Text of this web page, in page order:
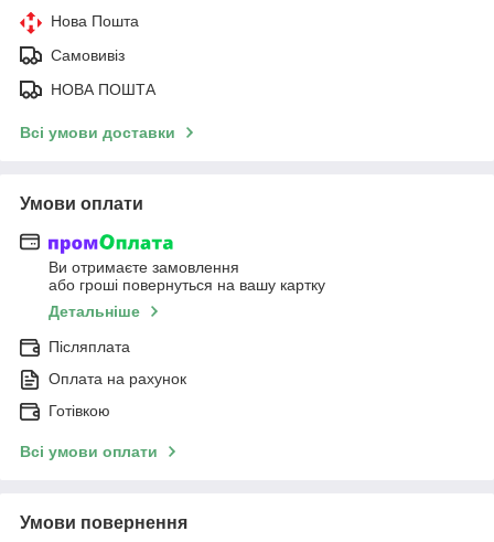
Нова Пошта
Самовивіз
НОВА ПОШТА
Всі умови доставки
Умови оплати
Ви отримаєте замовлення
або гроші повернуться на вашу картку
Детальніше
Післяплата
Оплата на рахунок
Готівкою
Всі умови оплати
Умови повернення